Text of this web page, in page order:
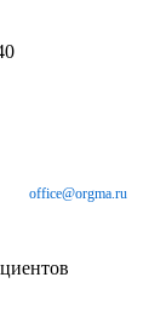
office@orgma.ru